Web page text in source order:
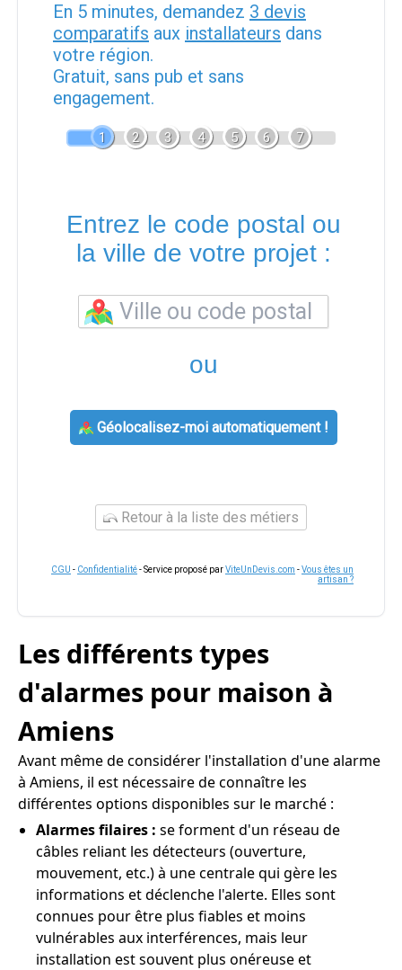
En 5 minutes, demandez 3 devis
comparatifs aux installateurs dans
votre région.
Gratuit, sans pub et sans
engagement.
1 2 3 4 5 6 7
Entrez le code postal ou
la ville de votre projet :
ou
Géolocalisez-moi automatiquement !
Retour à la liste des métiers
CGU - Confidentialité- Service proposé parViteUnDevis.com -Vous êtes un
artisan ?
Les différents types
d'alarmes pour maison à
Amiens
Avant même de considérer l'installation d'une alarme
à Amiens, il est nécessaire de connaître les
différentes options disponibles sur le marché :
Alarmes filaires : se forment d'un réseau de
câbles reliant les détecteurs (ouverture,
mouvement, etc.) à une centrale qui gère les
informations et déclenche l'alerte. Elles sont
connues pour être plus fiables et moins
vulnérables aux interférences, mais leur
installation est souvent plus onéreuse et